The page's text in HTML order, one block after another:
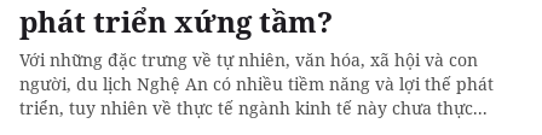
phát triển xứng tầm?
Với những đặc trưng về tự nhiên, văn hóa, xã hội và con
người, du lịch Nghệ An có nhiều tiềm năng và lợi thế phát
triển, tuy nhiên về thực tế ngành kinh tế này chưa thực...